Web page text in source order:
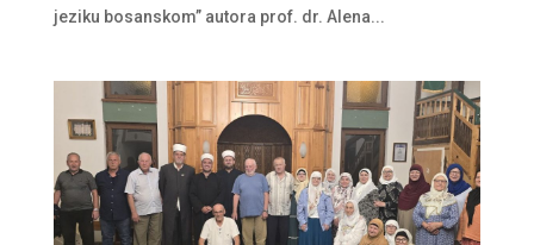
jeziku bosanskom” autora prof. dr. Alena...